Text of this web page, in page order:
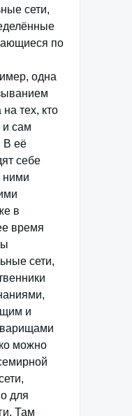
сети,
по
одна
тех, кто
и сам
В её
себе
ними
в
время
сети,
и
можно
для
Там